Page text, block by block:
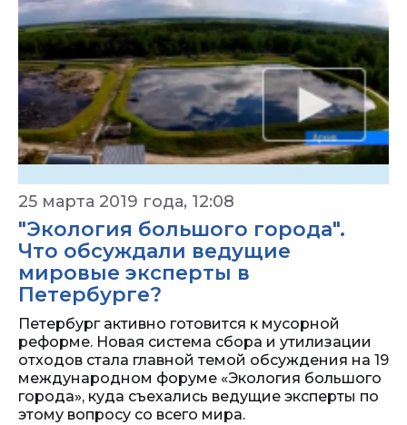
25 марта 2019 года, 12:08
"Экология большого города".
Что обсуждали ведущие
мировые эксперты в
Петербурге?
Петербург активно готовится к мусорной
реформе. Новая система сбора и утилизации
отходов стала главной темой обсуждения на 19
международном форуме «Экология большого
города», куда съехались ведущие эксперты по
этому вопросу со всего мира.